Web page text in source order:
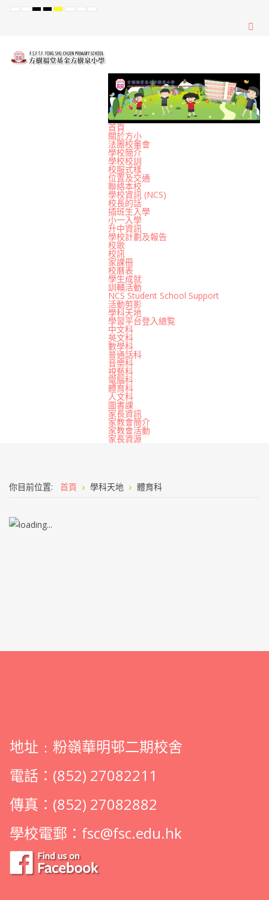
Default
NightHighHighHighSetSetSet
首頁
關於方小
法團校董會
學校簡介
學校校訓
校服式樣
位置及交通
聯絡本校
學校資訊 (NCS)
校長的話
插班生入學
小一入學
升中資訊
學校計劃及報告
校歌
校訊
家課冊
校曆表
學生成就
訓輔活動
NCS Student School Support
活動剪影
學科天地
學習平台登入總覧
中文科
英文科
數學科
普通話科
音樂科
視藝科
電腦科
體育科
人文科
圖書課
家長資訊
家教會簡介
家教會活動
家長資源
你目前位置: 首頁 學科天地 體育科
地址﹕粉嶺華明邨二期校舍
電話：(852) 27082211
傳真：(852) 27082882
學校電郵： fsc@fsc.edu.hk